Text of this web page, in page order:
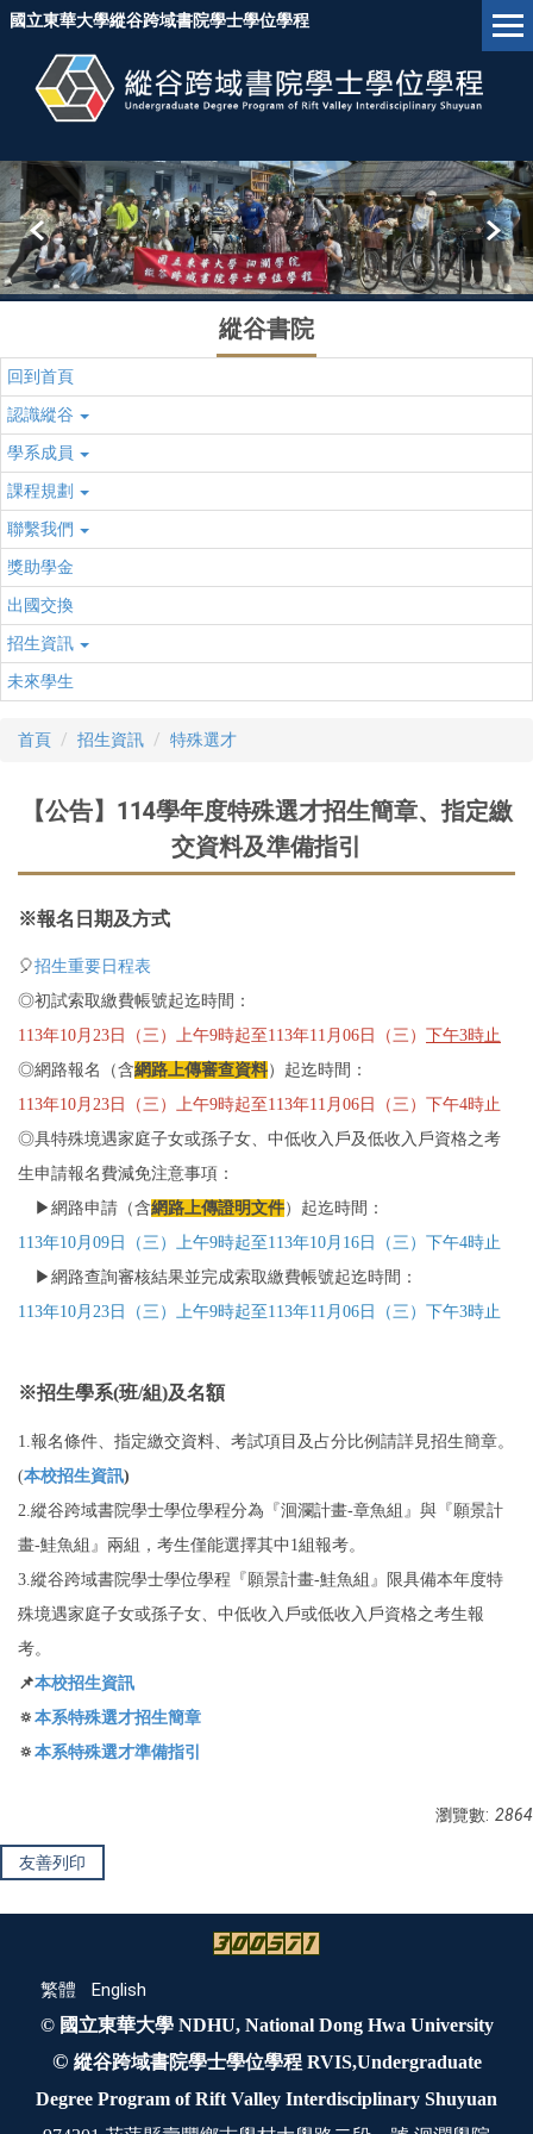
跳
區
塊
國立東華大學縱谷跨域書院學士學位學程
縱谷書院
回到首頁
認識縱谷
學系成員
課程規劃
聯繫我們
獎助學金
出國交換
招生資訊
未來學生
首頁 招生資訊 特殊選才
【公告】114學年度特殊選才招生簡章、指定繳
交資料及準備指引
※報名日期及方式
🎈招生重要日程表
◎初試索取繳費帳號起迄時間：
113年10月23日（三）上午9時起至113年11月06日（三） 下午3時止
◎網路報名（含網路上傳審查資料）起迄時間：
113年10月23日（三）上午9時起至113年11月06日（三）下午4時止
◎具特殊境遇家庭子女或孫子女、中低收入戶及低收入戶資格之考
生申請報名費減免注意事項：
▶網路申請（含網路上傳證明文件）起迄時間：
113年10月09日（三）上午9時起至113年10月16日（三）下午4時止
▶網路查詢審核結果並完成索取繳費帳號起迄時間：
113年10月23日（三）上午9時起至113年11月06日（三）下午3時止
※招生學系(班/組)及名額
1.報名條件、指定繳交資料、考試項目及占分比例請詳見招生簡章。
(本校招生資訊)
2.縱谷跨域書院學士學位學程分為『洄瀾計畫-章魚組』與『願景計
畫-鮭魚組』兩組，考生僅能選擇其中1組報考。
3.縱谷跨域書院學士學位學程『願景計畫-鮭魚組』限具備本年度特
殊境遇家庭子女或孫子女、中低收入戶或低收入戶資格之考生報
考。
📌本校招生資訊
🔅 本系特殊選才招生簡章
🔅 本系特殊選才準備指引
瀏覽數: 2864
友善列印
繁體 English
© 國立東華大學 NDHU, National Dong Hwa University
© 縱谷跨域書院學士學位學程 RVIS,Undergraduate
Degree Program of Rift Valley Interdisciplinary Shuyuan